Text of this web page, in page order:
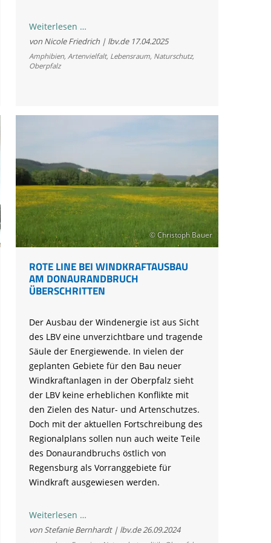
Weiterlesen …Gemeinsam
für
Kreuzkröte
der
auf
Artenschutz
von Nicole Friedrich | lbv.de 17.04.2025
Amphibien, Artenvielfalt, Lebensraum, Naturschutz,
Oberpfalz
© Christoph Bauer
ROTE LINE BEI WINDKRAFTAUSBAU
AM DONAURANDBRUCH
ÜBERSCHRITTEN
Der Ausbau der Windenergie ist aus Sicht
des LBV eine unverzichtbare und tragende
Säule der Energiewende. In vielen der
geplanten Gebiete für den Bau neuer
Windkraftanlagen in der Oberpfalz sieht
der LBV keine erheblichen Konflikte mit
den Zielen des Natur- und Artenschutzes.
Doch mit der aktuellen Fortschreibung des
Regionalplans sollen nun auch weite Teile
des Donaurandbruchs östlich von
Regensburg als Vorranggebiete für
Windkraft ausgewiesen werden.
Weiterlesen …
Line
von Stefanie Bernhardt | lbv.de26.09.2024